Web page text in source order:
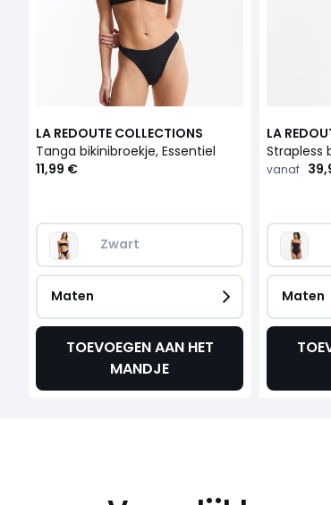
LA REDOUTE COLLECTIONS
Tanga bikinibroekje, Essentiel
11,99 €
Zwart
Maten
TOEVOEGEN AAN HET
MANDJE
LA
Strapless
vanaf
Maten